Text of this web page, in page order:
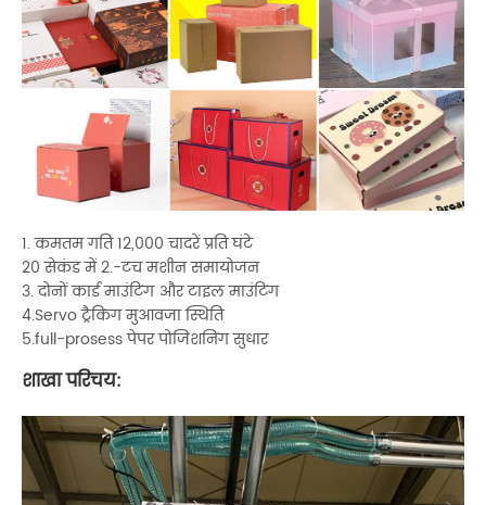
1. कमतम गति 12,000 चादरें प्रति घंटे
20 सेकंड में 2.-टच मशीन समायोजन
3. दोनों कार्ड माउंटिंग और टाइल माउंटिंग
4.Servo ट्रैकिंग मुआवजा स्थिति
5.full-prosess पेपर पोजिशनिंग सुधार
शाखा परिचय: